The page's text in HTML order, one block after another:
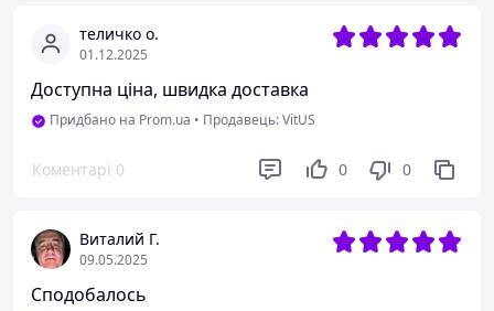
теличко о.
01.12.2025
Доступна ціна, швидка доставка
Придбано на Prom.ua • Продавець: VitUS
Коментарі 0 0 0
Виталий Г.
09.05.2025
Сподобалось